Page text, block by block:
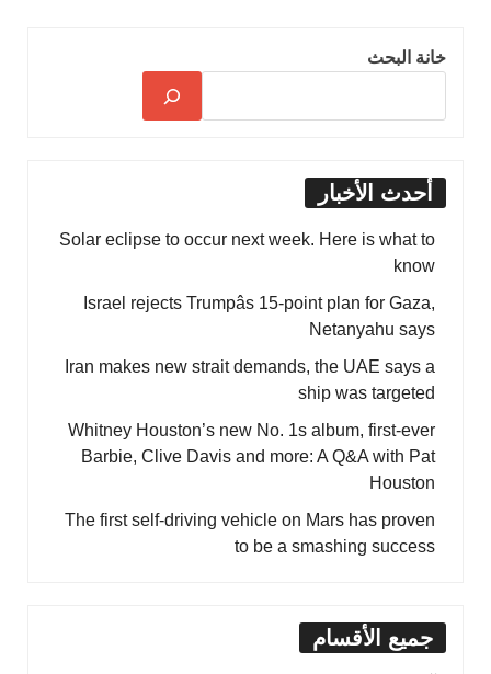
خانة البحث
أحدث الأخبار
Solar eclipse to occur next week. Here is what to
know
Israel rejects Trumpâs 15-point plan for Gaza,
Netanyahu says
Iran makes new strait demands, the UAE says a
ship was targeted
Whitney Houston’s new No. 1s album, first-ever
Barbie, Clive Davis and more: A Q&A with Pat
Houston
The first self-driving vehicle on Mars has proven
to be a smashing success
جميع الأقسام